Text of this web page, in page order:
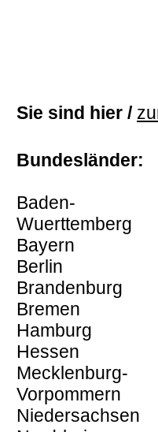
Sie sind hier /
Bundesländer:
Baden-
Wuerttemberg
Bayern
Berlin
Brandenburg
Bremen
Hamburg
Hessen
Mecklenburg-
Vorpommern
Niedersachsen